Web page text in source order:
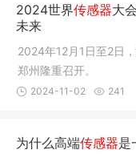
2024世界传感器大
未来
2024年12月1日至2日
郑州隆重召开。
2024-11-02 241
为什么高端传感器是